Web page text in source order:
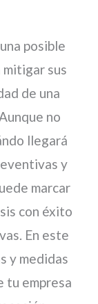
posible
mitigar sus
de una
no
llegará
y
marcar
con éxito
En este
y medidas
tu empresa